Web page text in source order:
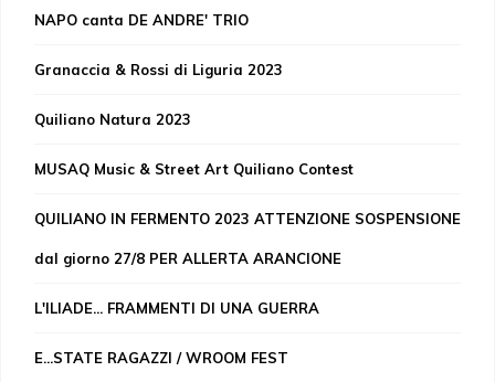
NAPO canta DE ANDRE' TRIO
Granaccia & Rossi di Liguria 2023
Quiliano Natura 2023
MUSAQ Music & Street Art Quiliano Contest
QUILIANO IN FERMENTO 2023 ATTENZIONE SOSPENSIONE
dal giorno 27/8 PER ALLERTA ARANCIONE
L'ILIADE... FRAMMENTI DI UNA GUERRA
E...STATE RAGAZZI / WROOM FEST